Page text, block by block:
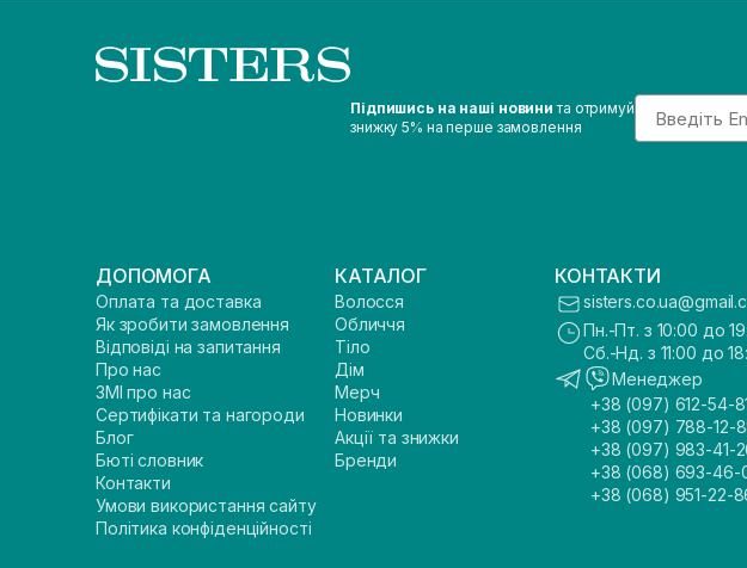
Підпишись на наші новини та отримуй
знижку 5% на перше замовлення
Email
ДОПОМОГА
Оплата та доставка
Як зробити замовлення
Відповіді на запитання
Про нас
ЗМІ про нас
Сертифікати та нагороди
Блог
Бюті словник
Контакти
Умови використання сайту
Політика конфіденційності
КАТАЛОГ
Волосся
Обличчя
Тіло
Дім
Мерч
Новинки
Акції та знижки
Бренди
КОНТАКТИ
Пн.-Пт. з 10:00 до
Сб.-Нд. з 11:00 до
Менеджер
+38 (097) 612-54-
+38 (097) 788-12-
+38 (097) 983-41-
+38 (068) 693-46-
+38 (068) 951-22-